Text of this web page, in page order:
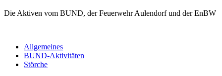
Die Aktiven vom BUND, der Feuerwehr Aulendorf und der EnBW
Allgemeines
BUND-Aktivitäten
Störche